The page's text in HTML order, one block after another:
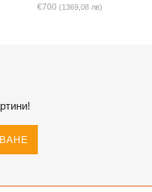
€700(1369,08 лв)